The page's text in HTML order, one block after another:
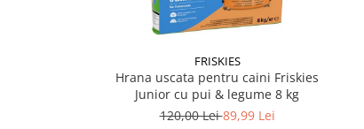
FRISKIES
Hrana uscata pentru caini Friskies
Junior cu pui & legume 8 kg
120,00 Lei89,99 Lei